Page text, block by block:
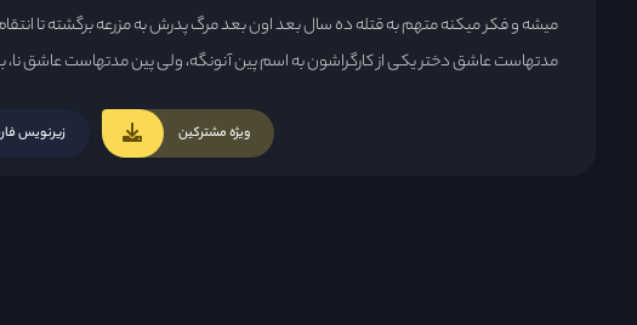
میشه و فکر میکنه متهم به قتله ده سال بعد اون بعد مرگ پدرش به مزرعه برگشته تا
مدتهاست عاشق دختر یکی از کارگراشون به اسم پین آنونگه، ولی پین مدتهاست عاشق نا،
ویژه مشترکین زیرنویس